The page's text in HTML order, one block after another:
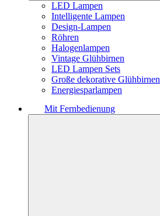
LED Lampen
Intelligente Lampen
Design-Lampen
Röhren
Halogenlampen
Vintage Glühbirnen
LED Lampen Sets
Große dekorative Glühbirnen
Energiesparlampen
Mit Fernbedienung